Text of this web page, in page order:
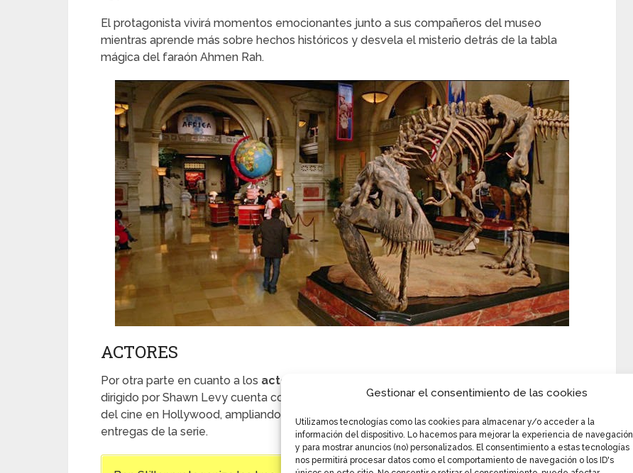
Gestionar el consentimiento de las cookies
Utilizamos tecnologías como las cookies para almacenar y/o acceder a la
información del dispositivo. Lo hacemos para mejorar la experiencia de navegación
y para mostrar anuncios (no) personalizados. El consentimiento a estas tecnologías
nos permitirá procesar datos como el comportamiento de navegación o los ID's
El protagonista vivirá momentos emocionantes junto a sus compañeros del museo
mientras aprende más sobre hechos históricos y desvela el misterio detrás de la tabla
mágica del faraón Ahmen Rah.
ACTORES
Por otra parte en cuanto a los actores de una noche en museo,
dirigido por Shawn Levy cuenta con un reparto de actores de gran renombre en la industria
del cine en Hollywood, ampliando el abanico de personajes conforme realizaba más
entregas de la serie.